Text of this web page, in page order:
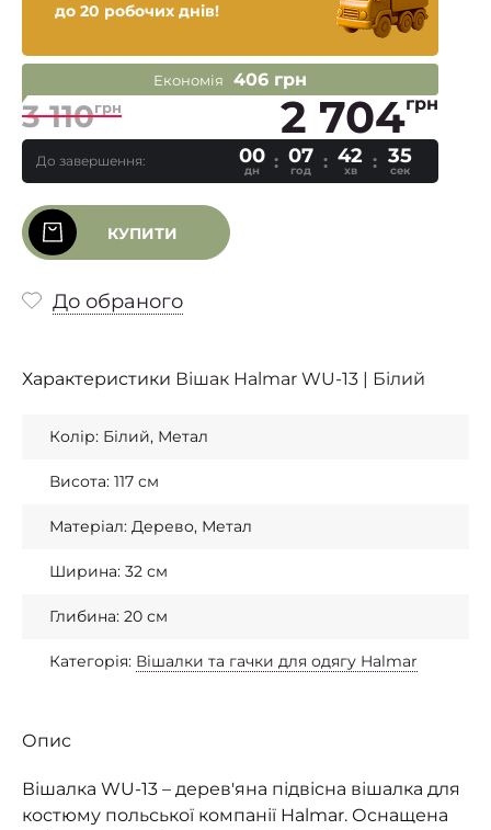
до 20 робочих днів!
Економія 406 грн
3 110грн 2 704грн
До завершення: 00
дн
07
год
42
хв
34
сек
КУПИТИ
До обраного
Характеристики Вішак Halmar WU-13 | Білий
Колір: Білий, Метал
Висота: 117 см
Матеріал: Дерево, Метал
Ширина: 32 см
Глибина: 20 см
Категорія: Вішалки та гачки для одягу Halmar
Опис
Вішалка WU-13 – дерев'яна підвісна вішалка для
костюму польської компанії Halmar. Оснащена